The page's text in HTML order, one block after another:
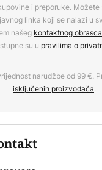
i preporuke.
linka koji se nalazi u
našeg kontaktnog obrasca
su u pravilima o
narudžbe od 99 €.
isključenih proizvođača.